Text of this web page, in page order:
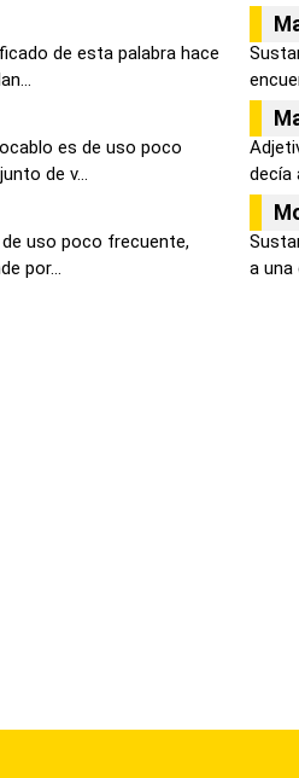
de esta palabra hace
es de uso poco
de v...
decía
uso poco frecuente,
por...
a una